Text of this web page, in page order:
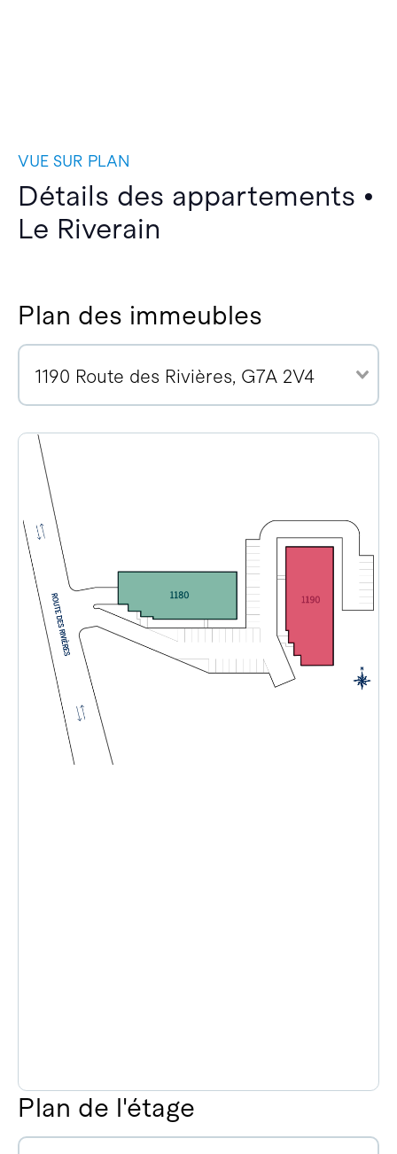
VUE SUR PLAN
Détails des appartements •
Le Riverain
Plan des immeubles
1190 Route des Rivières, G7A 2V4
Plan de l'étage